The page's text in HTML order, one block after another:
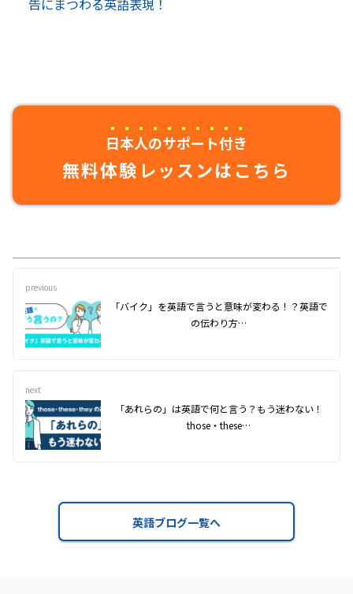
告にまつわる英語表現！
日本人のサポート付き
無料体験レッスンはこちら
previous
「バイク」を英語で言うと意味が変わる！？英語で
の伝わり方…
next
「あれらの」は英語で何と言う？もう迷わない！
those・these…
英語ブログ一覧へ